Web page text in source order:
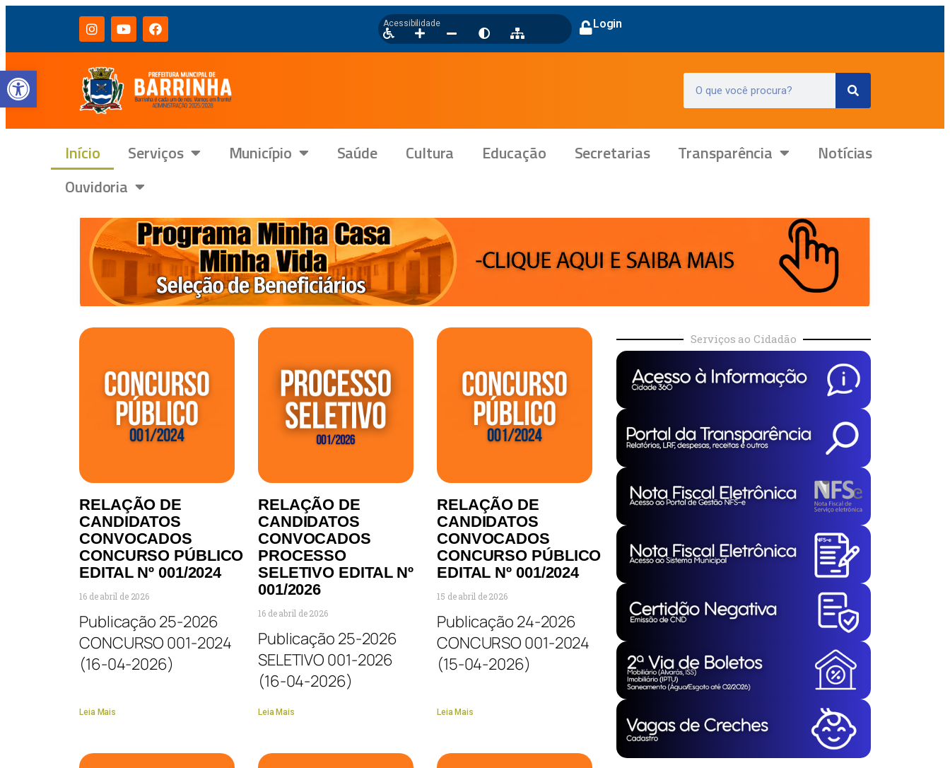
Barra de Ferramentas Aberta
Acessibilidade Login
Início Serviços Município Saúde Cultura Educação Secretarias Transparência
Notícias
Ouvidoria
RELAÇÃO DE
CANDIDATOS
CONVOCADOS
CONCURSO PÚBLICO
EDITAL Nº 001/2024
16 de abril de 2026
Publicação 25-2026
CONCURSO 001-2024
(16-04-2026)
Leia Mais
RELAÇÃO DE
CANDIDATOS
CONVOCADOS
PROCESSO
SELETIVO EDITAL Nº
001/2026
16 de abril de 2026
Publicação 25-2026
SELETIVO 001-2026
(16-04-2026)
Leia Mais
RELAÇÃO DE
CANDIDATOS
CONVOCADOS
CONCURSO PÚBLICO
EDITAL Nº 001/2024
15 de abril de 2026
Publicação 24-2026
CONCURSO 001-2024
(15-04-2026)
Leia Mais
Serviços ao Cidadão